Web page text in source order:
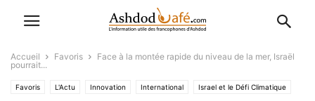
Accueil Favoris
Face à la montée rapide du niveau de la mer, Israël
pourrait...
Favoris L'Actu Innovation International Israel et le Défi Climatique